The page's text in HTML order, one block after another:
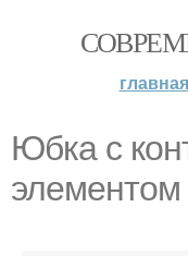
главная
Юбка с
элементом